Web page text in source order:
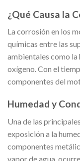
¿Qué Causa la
La corrosión en los
químicas entre las
ambientales como la
oxígeno. Con el
componentes del
Humedad y
Una de las
exposición a la
componentes
vapor de agua,